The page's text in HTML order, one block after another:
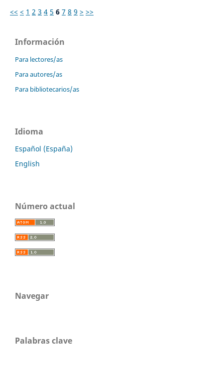
<< < 1 2 3 4 5 6 7 8 9 > >>
Información
Para lectores/as
Para autores/as
Para bibliotecarios/as
Idioma
Español (España)
English
Número actual
Navegar
Palabras clave